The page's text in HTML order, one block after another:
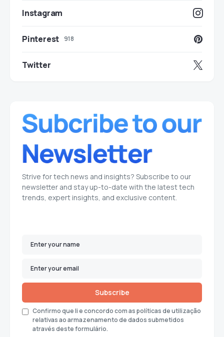
Instagram
Pinterest 918
Twitter
Strive for tech news and insights? Subscribe to our
newsletter and stay up-to-date with the latest tech
trends, expert insights, and exclusive content.
Subscribe
Confirmo que li e concordo com as políticas de utilização
relativas ao armazenamento de dados submetidos
através deste formulário.